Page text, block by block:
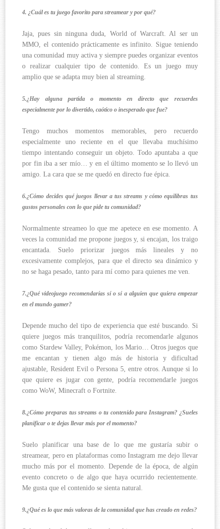
4. ¿Cuál es tu juego favorito para streamear y por qué?
Jaja, pues sin ninguna duda, World of Warcraft. Al ser un
MMO, el contenido prácticamente es infinito. Sigue teniendo
una comunidad muy activa y siempre puedes organizar eventos
o realizar cualquier tipo de contenido. Es un juego muy
amplio que se adapta muy bien al streaming.
5.¿Hay alguna partida o momento en directo que recuerdes
especialmente por lo divertido, caótico o inesperado que fue?
Tengo muchos momentos memorables, pero recuerdo
especialmente uno reciente en el que llevaba muchísimo
tiempo intentando conseguir un objeto. Todo apuntaba a que
por fin iba a ser mío… y en el último momento se lo llevó un
amigo. La cara que se me quedó en directo fue épica.
6.¿Cómo decides qué juegos llevar a tus streams y cómo equilibras tus
gustos personales con lo que pide tu comunidad?
Normalmente streameo lo que me apetece en ese momento. A
veces la comunidad me propone juegos y, si encajan, los traigo
encantada. Suelo priorizar juegos más lineales y no
excesivamente complejos, para que el directo sea dinámico y
no se haga pesado, tanto para mí como para quienes me ven.
7.¿Qué videojuego recomendarías sí o sí a alguien que quiera empezar
en el mundo gamer?
Depende mucho del tipo de experiencia que esté buscando. Si
quiere juegos más tranquilitos, podría recomendarle algunos
como Stardew Valley, Pokémon, los Mario… Otros juegos que
me encantan y tienen algo más de historia y dificultad
ajustable, Resident Evil o Persona 5, entre otros. Aunque si lo
que quiere es jugar con gente, podría recomendarle juegos
como WoW, Minecraft o Fortnite.
8.¿Cómo preparas tus streams o tu contenido para Instagram? ¿Sueles
planificar o te dejas llevar más por el momento?
Suelo planificar una base de lo que me gustaría subir o
streamear, pero en plataformas como Instagram me dejo llevar
mucho más por el momento. Depende de la época, de algún
evento concreto o de algo que haya ocurrido recientemente.
Me gusta que el contenido se sienta natural.
9.¿Qué es lo que más valoras de la comunidad que has creado en redes?